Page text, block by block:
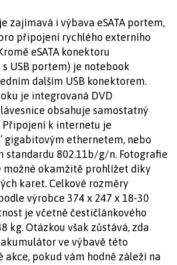
zajímavá i výbava eSATA portem,
připojení rychlého externího
eSATA konektoru
USB portem) je notebook
dalším USB konektorem.
je integrovaná DVD
obsahuje samostatný
k internetu je
gigabitovým ethernetem, nebo
standardu 802.11b/g/n. Fotografie
možné okamžitě prohlížet díky
karet. Celkové rozměry
výrobce 374 x 247 x 18-30
je včetně čestičlánkového
kg. Otázkou však zůstává, zda
ve výbavě této
akce, pokud vám hodně záleží na